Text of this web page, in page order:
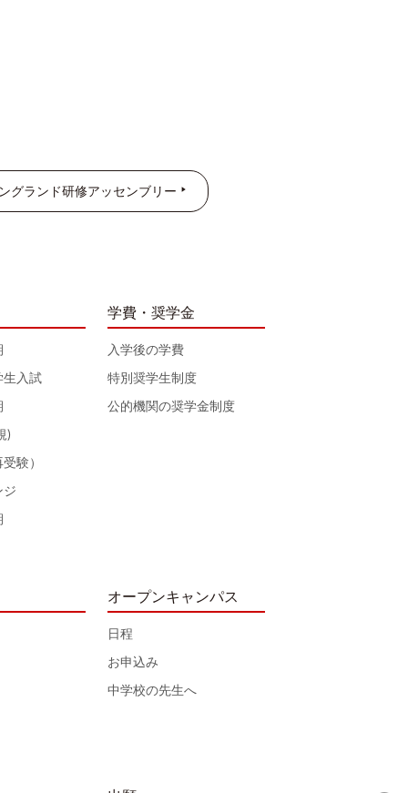
グランド研修アッセンブリー
生入試
)
験）
ジ
学費・奨学金
入学後の学費
特別奨学生制度
公的機関の奨学金制度
オープンキャンパス
日程
お申込み
中学校の先生へ